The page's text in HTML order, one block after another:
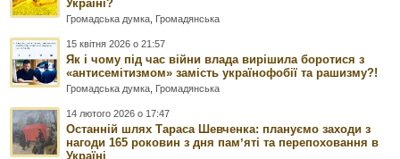
Україні?
Громадська думка Громадянська
15 квітня 2026 о 21:57
Як і чому під час війни влада вирішила боротися з
«антисемітизмом» замість українофобії та рашизму?!
Громадська думка Громадянська
14 лютого 2026 о 17:47
Останній шлях Тараса Шевченка: плануємо заходи з
нагоди 165 роковин з дня памʼяті та перепоховання в
Україні